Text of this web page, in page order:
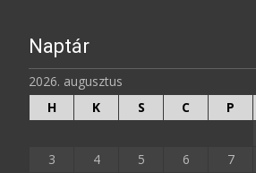
Naptár
2026. augusztus
H
K S C P
3
4 5 6 7